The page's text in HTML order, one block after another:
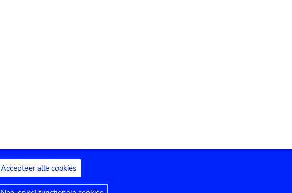
Juridische mededelingen
Accepteer alle cookies